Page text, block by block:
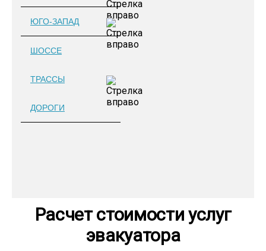
ЮГО-ЗАПАД
ШОССЕ
ТРАССЫ
ДОРОГИ
Расчет стоимости услуг
эвакуатора